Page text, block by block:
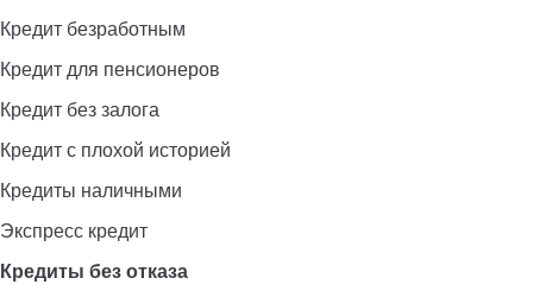
Кредит безработным
Кредит для пенсионеров
Кредит без залога
Кредит с плохой историей
Кредиты наличными
Экспресс кредит
Кредиты без отказа